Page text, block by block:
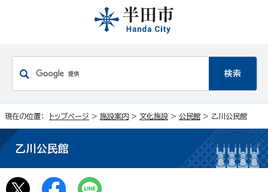
現在の位置： トップページ > 施設案内 > 文化施設 > 公民館 > 乙川公民館
乙川公民館